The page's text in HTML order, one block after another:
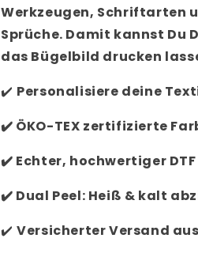
Werkzeugen, Schriftarten
Sprüche. Damit kannst Du
das Bügelbild drucken
✔️ Personalisiere deine
✔️ ÖKO-TEX zertifizierte
✔️ Echter, hochwertiger
✔️ Dual Peel: Heiß & kalt
✔️ Versicherter Versand